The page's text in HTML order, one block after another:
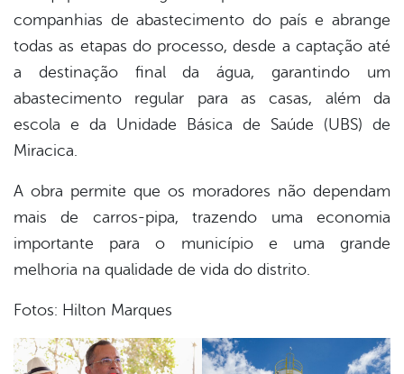
companhias de abastecimento do país e abrange
todas as etapas do processo, desde a captação até
a destinação final da água, garantindo um
abastecimento regular para as casas, além da
escola e da Unidade Básica de Saúde (UBS) de
Miracica.
A obra permite que os moradores não dependam
mais de carros-pipa, trazendo uma economia
importante para o município e uma grande
melhoria na qualidade de vida do distrito.
Fotos: Hilton Marques